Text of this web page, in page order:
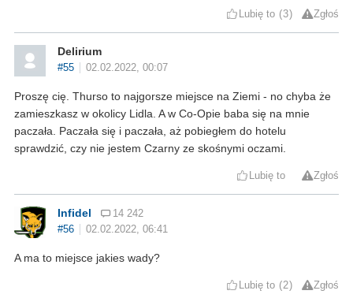
Lubię to 3 Zgłoś
Delirium
#55 02.02.2022, 00:07
Proszę cię. Thurso to najgorsze miejsce na Ziemi - no chyba że
zamieszkasz w okolicy Lidla. A w Co-Opie baba się na mnie
paczała. Paczała się i paczała, aż pobiegłem do hotelu
sprawdzić, czy nie jestem Czarny ze skośnymi oczami.
Lubię to Zgłoś
Infidel
14 242
#56
02.02.2022, 06:41
A ma to miejsce jakies wady?
Lubię to 2 Zgłoś